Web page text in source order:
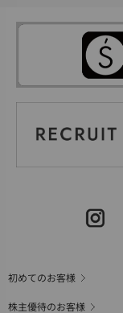
初めてのお客様
株主優待のお客様